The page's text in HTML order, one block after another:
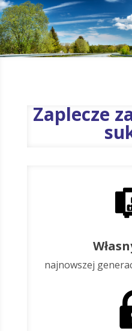
Zaplecze
najnowszej